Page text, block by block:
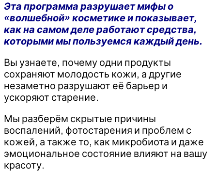
Эта программа разрушает мифы о
«волшебной» косметике и показывает,
как на самом деле работают средства,
которыми мы пользуемся каждый день.
Вы узнаете, почему одни продукты
сохраняют молодость кожи, а другие
незаметно разрушают её барьер и
ускоряют старение.
Мы разберём скрытые причины
воспалений, фотостарения и проблем с
кожей, а также то, как микробиота и даже
эмоциональное состояние влияют на вашу
красоту.